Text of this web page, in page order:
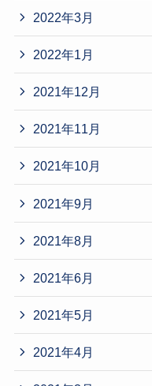
2022年3月
2022年1月
2021年12月
2021年11月
2021年10月
2021年9月
2021年8月
2021年6月
2021年5月
2021年4月